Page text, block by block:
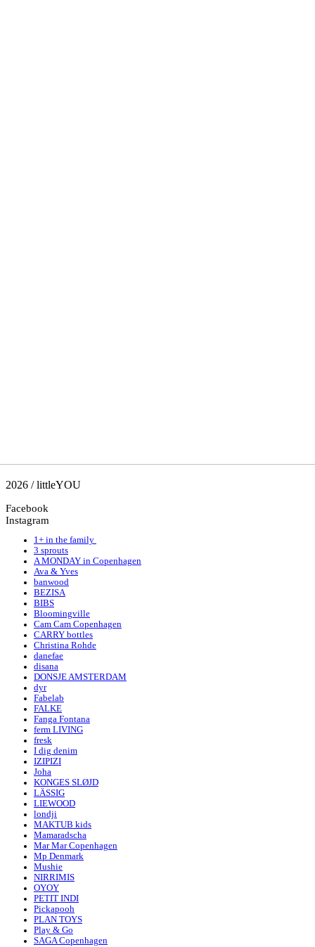
2026 / littleYOU
Facebook
Instagram
1+ in the family
3 sprouts
A MONDAY in Copenhagen
Ava & Yves
banwood
BEZISA
BIBS
Bloomingville
Cam Cam Copenhagen
CARRY bottles
Christina Rohde
danefae
disana
DONSJE AMSTERDAM
dyr
Fabelab
FALKE
Fanga Fontana
ferm LIVING
fresk
I dig denim
IZIPIZI
Joha
KONGES SLØJD
LÄSSIG
LIEWOOD
londji
MAKTUB kids
Mamaradscha
Mar Mar Copenhagen
Mp Denmark
Mushie
NIRRIMIS
OYOY
PETIT INDI
Pickapooh
PLAN TOYS
Play & Go
SAGA Copenhagen